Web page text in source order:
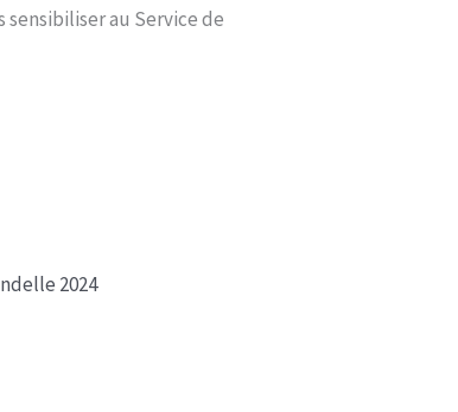
au Service de
2024